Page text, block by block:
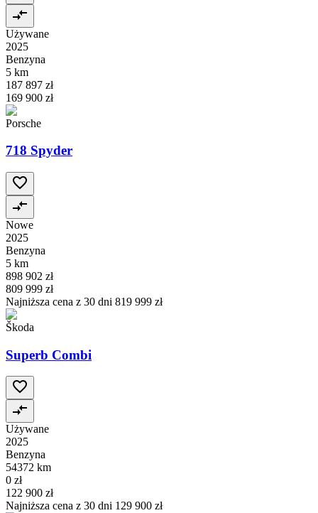
Używane
2025
Benzyna
5 km
187 897 zł
169 900 zł
Porsche
718 Spyder
Nowe
2025
Benzyna
5 km
898 902 zł
809 999 zł
Najniższa cena z 30 dni 819 999 zł
Škoda
Superb Combi
Używane
2025
Benzyna
54372 km
0 zł
122 900 zł
Najniższa cena z 30 dni 129 900 zł